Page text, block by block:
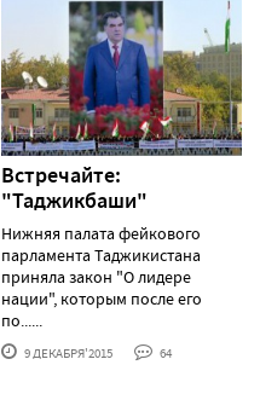
Встречайте:
"Таджикбаши"
Нижняя палата фейкового
парламента Таджикистана
приняла закон "О лидере
нации", которым после его
по......
9 ДЕКАБРЯ'2015 64